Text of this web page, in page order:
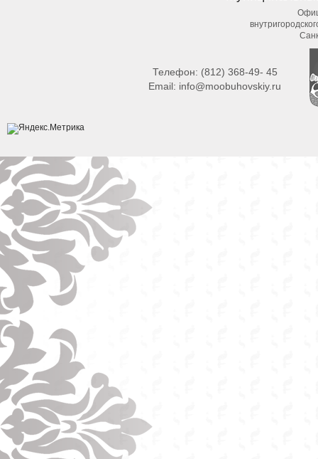
Телефон: (812) 368-49- 45
Email: info@moobuhovskiy.ru